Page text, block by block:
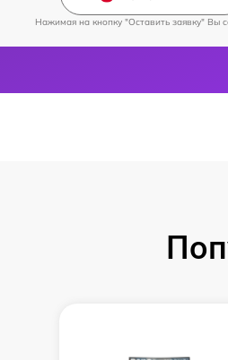
Нажимая на кнопку "Оставить заявку" Вы